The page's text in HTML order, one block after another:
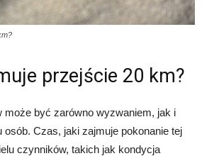
przejście 20 km?
może być zarówno wyzwaniem, jak i
osób. Czas, jaki zajmuje pokonanie tej
czynników, takich jak kondycja